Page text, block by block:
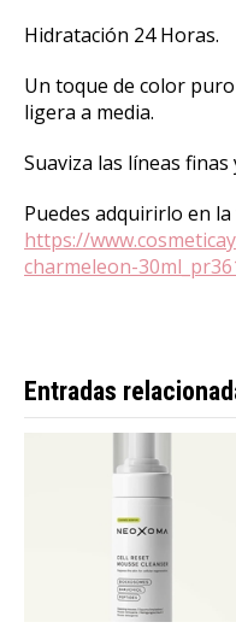
Hidratación 24 Horas.
Un toque de color
ligera a media.
Suaviza las líneas
Puedes adquirirlo en
https://
charmeleon-
Entradas